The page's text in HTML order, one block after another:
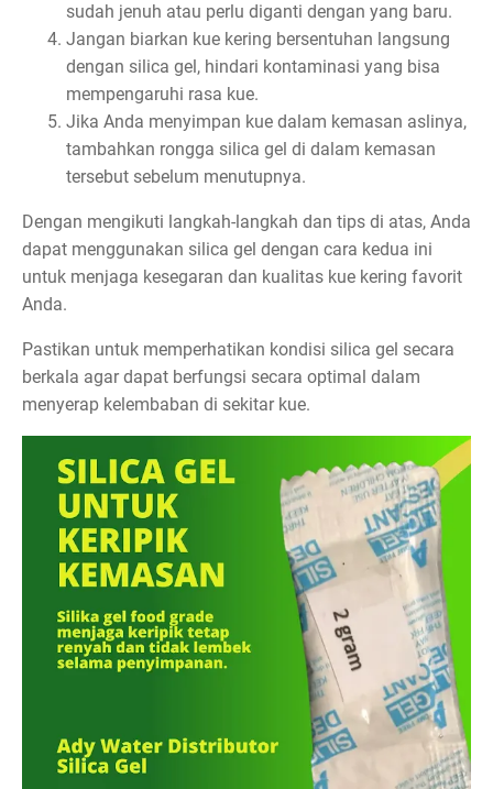
sudah jenuh atau perlu diganti dengan yang baru.
Jangan biarkan kue kering bersentuhan langsung
dengan silica gel, hindari kontaminasi yang bisa
mempengaruhi rasa kue.
Jika Anda menyimpan kue dalam kemasan aslinya,
tambahkan rongga silica gel di dalam kemasan
tersebut sebelum menutupnya.
Dengan mengikuti langkah-langkah dan tips di atas, Anda
dapat menggunakan silica gel dengan cara kedua ini
untuk menjaga kesegaran dan kualitas kue kering favorit
Anda.
Pastikan untuk memperhatikan kondisi silica gel secara
berkala agar dapat berfungsi secara optimal dalam
menyerap kelembaban di sekitar kue.